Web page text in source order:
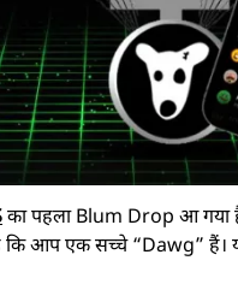
का पहला Blum Drop आ
कि आप एक सच्चे “Dawg”